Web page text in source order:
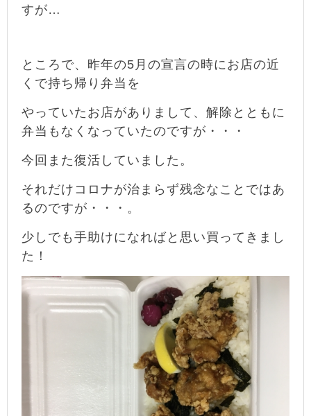
すが…
ところで、昨年の5月の宣言の時にお店の近
くで持ち帰り弁当を
やっていたお店がありまして、 解除とともに
弁当もなくなっていたのですが・・・
今回また復活していました。
それだけコロナが治まらず残念なことではあ
るのですが・・・。
少しでも手助けになればと思い買ってきまし
た！